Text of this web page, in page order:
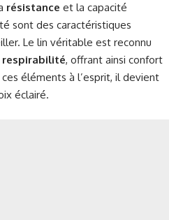
résistance et la capacité
sont des caractéristiques
Le lin véritable est reconnu
respirabilité, offrant ainsi confort
éléments à l’esprit, il devient
éclairé.